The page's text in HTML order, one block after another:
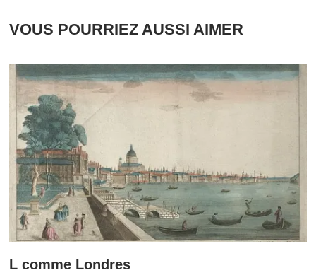
VOUS POURRIEZ AUSSI AIMER
L comme Londres